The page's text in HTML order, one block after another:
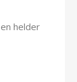
helder